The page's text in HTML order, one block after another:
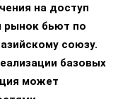
на доступ
рынок бьют по
союзу.
базовых
может